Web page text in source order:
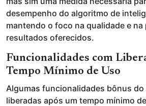
desempenho do algoritmo de
mantendo o foco na qualidade e na
resultados oferecidos.
Funcionalidades com
Tempo Mínimo de Uso
Algumas funcionalidades bônus do
liberadas após um tempo mínimo